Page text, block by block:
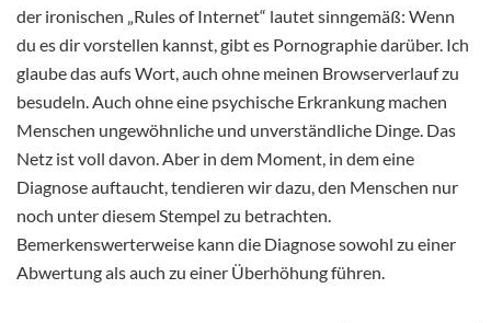
der ironischen „Rules of Internet“ lautet sinngemäß: Wenn
du es dir vorstellen kannst, gibt es Pornographie darüber. Ich
glaube das aufs Wort, auch ohne meinen Browserverlauf zu
besudeln. Auch ohne eine psychische Erkrankung machen
Menschen ungewöhnliche und unverständliche Dinge. Das
Netz ist voll davon. Aber in dem Moment, in dem eine
Diagnose auftaucht, tendieren wir dazu, den Menschen nur
noch unter diesem Stempel zu betrachten.
Bemerkenswerterweise kann die Diagnose sowohl zu einer
Abwertung als auch zu einer Überhöhung führen.